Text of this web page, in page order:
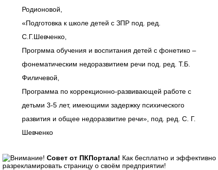
Родионовой,
«Подготовка к школе детей с ЗПР под. ред.
С.Г.Шевченко,
Прогрмма обучения и воспитания детей с фонетико –
фонематическим недоразвитием речи под. ред. Т.Б.
Филичевой,
Программа по коррекционно-развивающей работе с
детьми 3-5 лет, имеющими задержку психического
развития и общее недоразвитие речи», под. ред. С. Г.
Шевченко
Совет от ПКПортала! Как бесплатно и эффективно
разрекламировать страницу о своём предприятии!